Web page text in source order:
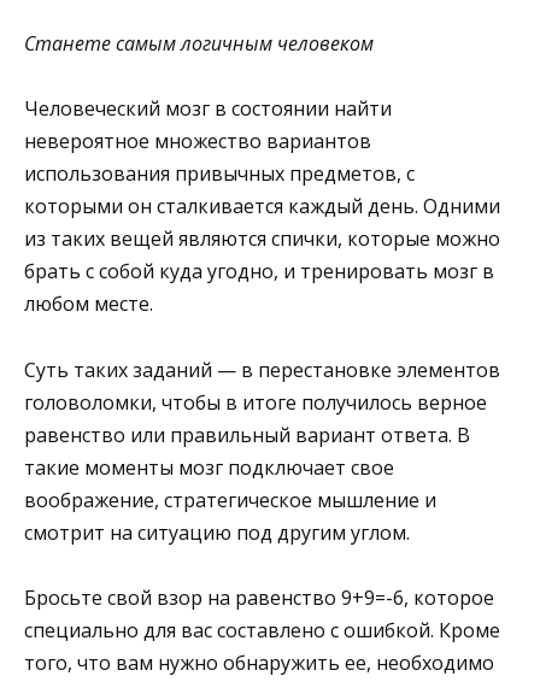
Станете самым логичным человеком
Человеческий мозг в состоянии найти
невероятное множество вариантов
использования привычных предметов, с
которыми он сталкивается каждый день. Одними
из таких вещей являются спички, которые можно
брать с собой куда угодно, и тренировать мозг в
любом месте.
Суть таких заданий — в перестановке элементов
головоломки, чтобы в итоге получилось верное
равенство или правильный вариант ответа. В
такие моменты мозг подключает свое
воображение, стратегическое мышление и
смотрит на ситуацию под другим углом.
Бросьте свой взор на равенство 9+9=-6, которое
специально для вас составлено с ошибкой. Кроме
того, что вам нужно обнаружить ее, необходимо